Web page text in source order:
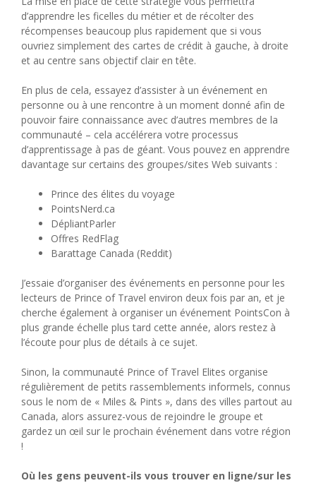
d’apprendre les ficelles du métier et de récolter des
récompenses beaucoup plus rapidement que si vous
ouvriez simplement des cartes de crédit à gauche, à droite
et au centre sans objectif clair en tête.
En plus de cela, essayez d’assister à un événement en
personne ou à une rencontre à un moment donné afin de
pouvoir faire connaissance avec d’autres membres de la
communauté – cela accélérera votre processus
d’apprentissage à pas de géant. Vous pouvez en apprendre
davantage sur certains des groupes/sites Web suivants :
Prince des élites du voyage
PointsNerd.ca
DépliantParler
Offres RedFlag
Barattage Canada (Reddit)
J’essaie d’organiser des événements en personne pour les
lecteurs de Prince of Travel environ deux fois par an, et je
cherche également à organiser un événement PointsCon à
plus grande échelle plus tard cette année, alors restez à
l’écoute pour plus de détails à ce sujet.
Sinon, la communauté Prince of Travel Elites organise
régulièrement de petits rassemblements informels, connus
sous le nom de « Miles & Pints ​​», dans des villes partout au
Canada, alors assurez-vous de rejoindre le groupe et
gardez un œil sur le prochain événement dans votre région
!
Où les gens peuvent-ils vous trouver en ligne/sur les